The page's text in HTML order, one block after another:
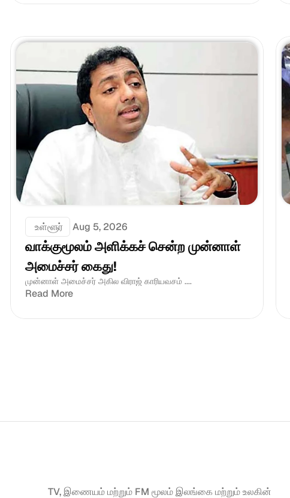
உள்ளூர் Aug 5, 2026
வாக்குமூலம் அளிக்கச் சென்ற முன்னாள்
அமைச்சர் கைது!
முன்னாள் அமைச்சர் அகில விராஜ் காரியவசம் ....
Read More
TV, இணையம் மற்றும் FM மூலம் இலங்கை மற்றும் உலகின்